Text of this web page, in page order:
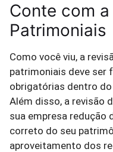
Conte com a
Patrimoniais
Como você viu, a
patrimoniais deve ser
obrigatórias dentro do
Além disso, a revisão
sua empresa redução
correto do seu
aproveitamento dos